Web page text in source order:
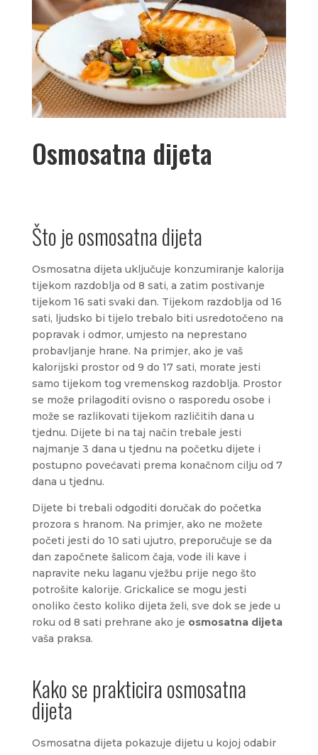
Osmosatna dijeta
Što je osmosatna dijeta
Osmosatna dijeta uključuje konzumiranje kalorija
tijekom razdoblja od 8 sati, a zatim postivanje
tijekom 16 sati svaki dan. Tijekom razdoblja od 16
sati, ljudsko bi tijelo trebalo biti usredotočeno na
popravak i odmor, umjesto na neprestano
probavljanje hrane. Na primjer, ako je vaš
kalorijski prostor od 9 do 17 sati, morate jesti
samo tijekom tog vremenskog razdoblja. Prostor
se može prilagoditi ovisno o rasporedu osobe i
može se razlikovati tijekom različitih dana u
tjednu. Dijete bi na taj način trebale jesti
najmanje 3 dana u tjednu na početku dijete i
postupno povećavati prema konačnom cilju od 7
dana u tjednu.
Dijete bi trebali odgoditi doručak do početka
prozora s hranom. Na primjer, ako ne možete
početi jesti do 10 sati ujutro, preporučuje se da
dan započnete šalicom čaja, vode ili kave i
napravite neku laganu vježbu prije nego što
potrošite kalorije. Grickalice se mogu jesti
onoliko često koliko dijeta želi, sve dok se jede u
roku od 8 sati prehrane ako je osmosatna dijeta
vaša praksa.
Kako se prakticira osmosatna
dijeta
Osmosatna dijeta pokazuje dijetu u kojoj odabir